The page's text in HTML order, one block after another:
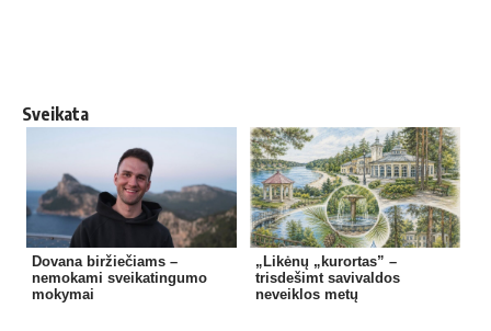
Sveikata
Dovana biržiečiams –
nemokami sveikatingumo
mokymai
„Likėnų „kurortas” –
trisdešimt savivaldos
neveiklos metų